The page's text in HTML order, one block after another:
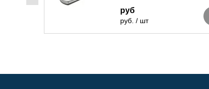
руб
руб. / шт